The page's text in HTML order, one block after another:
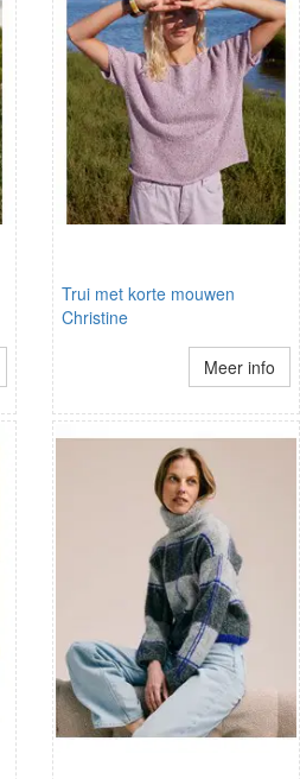
Trui met korte mouwen
Christine
Meer info